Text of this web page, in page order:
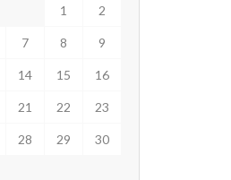
1 2
7 8 9
14 15 16
21 22 23
28 29 30